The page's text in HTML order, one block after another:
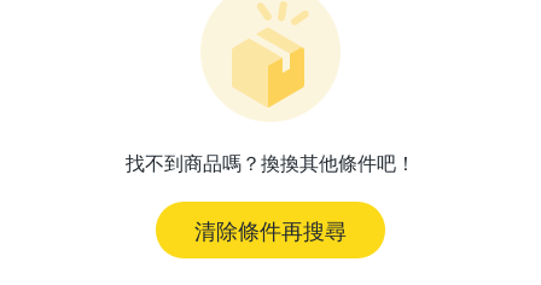
找不到商品嗎？換換其他條件吧！
清除條件再搜尋